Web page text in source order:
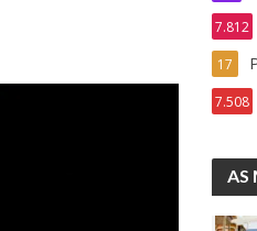
7.812
17
7.508
AS